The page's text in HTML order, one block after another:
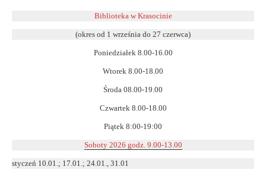
w
Biblioteka w Krasocinie
(okres od 1 września do 27 czerwca)
Poniedziałek 8.00-16.00
Wtorek 8.00-18.00
Środa 08.00-19.00
Czwartek 8.00-18.00
Piątek 8:00-19:00
Soboty 2026 godz. 9.00-13.00
styczeń 10.01.; 17.01.; 24.01., 31.01